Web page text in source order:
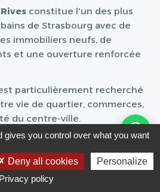
constitue l'un des plus
de Strasbourg avec de
immobiliers neufs, de
et une ouverture renforcée
particulièrement recherché
vie de quartier, commerces,
du centre-ville.
familles grâce à son
ses espaces verts et sa
européennes.
gives you control over what you want
Deny all cookies
Personalize
Privacy policy